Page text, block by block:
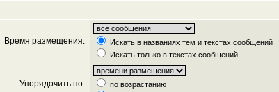
Время размещения:
Искать в названиях тем и текстах сообщений
Искать только в текстах сообщений
Упорядочить по:
по возрастанию